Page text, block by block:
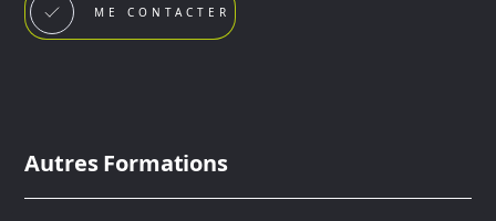
Autres Formations
ME CONTACTER